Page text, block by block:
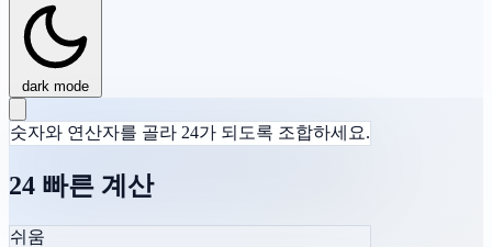
dark mode
숫자와 연산자를 골라 24가 되도록 조합하세요.
24 빠른 계산
쉬움